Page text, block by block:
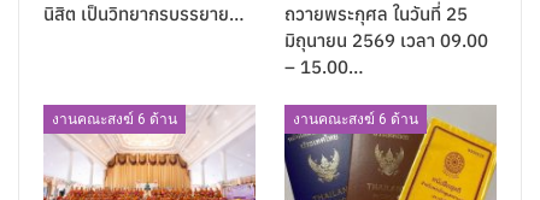
นิสิต เป็นวิทยากรบรรยาย…
ถวายพระกุศล ในวันที่ 25
มิถุนายน 2569 เวลา 09.00
– 15.00…
งานคณะสงฆ์ 6 ด้าน งานคณะสงฆ์ 6 ด้าน